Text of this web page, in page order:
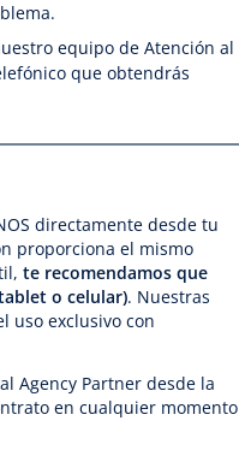
equipo de Atención al
que obtendrás
directamente desde tu
proporciona el mismo
te recomendamos que
o celular). Nuestras
uso exclusivo con
Agency Partner desde la
en cualquier momento